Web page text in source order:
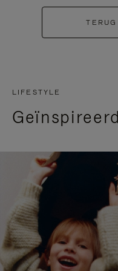
LIFESTYLE